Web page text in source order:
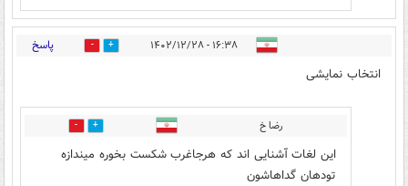
۱۶:۳۸ - ۱۴۰۲/۱۲/۲۸ 1 پاسخ
انتخاب نمایشی
رضا خ 2
این لغات آشنایی اند که هرجاغرب شکست بخوره میندازه
تودهان گداهاشون